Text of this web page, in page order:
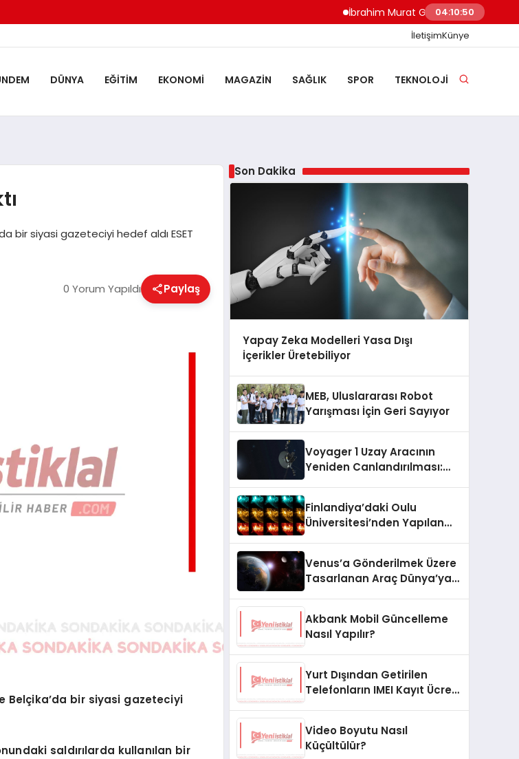
İbrahim Murat Gündüz: Malgaç’tan
04:10:51
İletişimKünye
DÜNYA EĞITIM EKONOMI MAGAZIN SAĞLIK SPOR TEKNOLOJI
bir siyasi gazeteciyi hedef aldı ESET
0 Yorum Yapıldı Paylaş
Belçika’da bir siyasi gazeteciyi
saldırılarda kullanılan bir
Son Dakika
Yapay Zeka Modelleri Yasa Dışı
İçerikler Üretebiliyor
MEB, Uluslararası Robot
Yarışması İçin Geri Sayıyor
Voyager 1 Uzay Aracının
Yeniden Canlandırılması:
Finlandiya’daki Oulu
Üniversitesi’nden Yapılan
Jeomanyetik Fırtına Yaşandı
Venus’a Gönderilmek Üzere
Tasarlanan Araç Dünya’ya
Akbank Mobil Güncelleme
Nasıl Yapılır?
Yurt Dışından Getirilen
Telefonların IMEI Kayıt Ücreti
Video Boyutu Nasıl
Küçültülür?